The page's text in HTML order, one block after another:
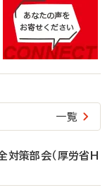
一覧
策部会（厚労省H